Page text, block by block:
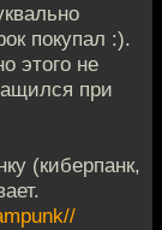
покупал :).
этого не
при
(киберпанк,